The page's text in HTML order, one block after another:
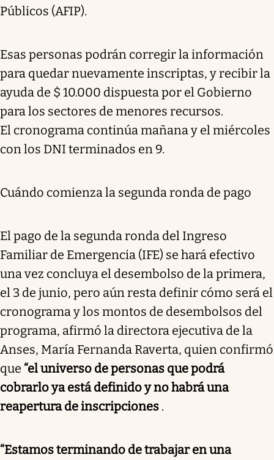
Públicos (AFIP).
Esas personas podrán corregir la información
para quedar nuevamente inscriptas, y recibir la
ayuda de $ 10.000 dispuesta por el Gobierno
para los sectores de menores recursos.
El cronograma continúa mañana y el miércoles
con los DNI terminados en 9.
Cuándo comienza la segunda ronda de pago
El pago de la segunda ronda del Ingreso
Familiar de Emergencia (IFE) se hará efectivo
una vez concluya el desembolso de la primera,
el 3 de junio, pero aún resta definir cómo será el
cronograma y los montos de desembolsos del
programa, afirmó la directora ejecutiva de la
Anses, María Fernanda Raverta, quien confirmó
que “el universo de personas que podrá
cobrarlo ya está definido y no habrá una
reapertura de inscripciones .
“Estamos terminando de trabajar en una